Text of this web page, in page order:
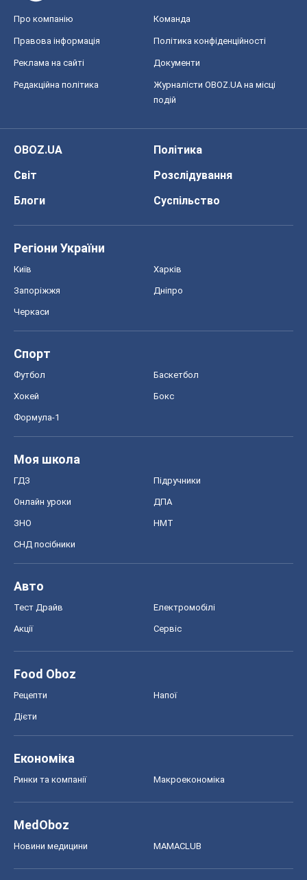
Про компанію Команда
Правова інформація Політика конфіденційності
Реклама на сайті Документи
Редакційна політика
Журналісти OBOZ.UA на місці
подій
OBOZ.UA
Політика
Світ
Розслідування
Блоги
Суспільство
Регіони України
Київ Харків
Запоріжжя Дніпро
Черкаси
Спорт
Футбол Баскетбол
Хокей Бокс
Формула-1
Моя школа
ГДЗ Підручники
Онлайн уроки ДПА
ЗНО НМТ
СНД посібники
Авто
Тест Драйв Електромобілі
Акції Сервіс
Food Oboz
Рецепти Напої
Дієти
Економіка
Ринки та компанії Макроекономіка
MedOboz
Новини медицини MAMACLUB